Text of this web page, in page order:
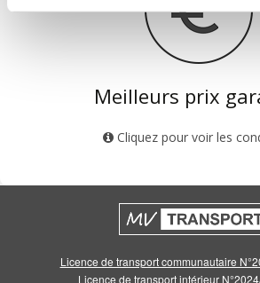
Meilleurs prix
Cliquez pour voir les
Licence de transport communautaire
Licence de transport intérieur